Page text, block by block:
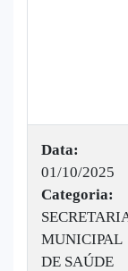
Data:
01/10/2025
Categoria:
MUNICIPAL
DE SAÚDE